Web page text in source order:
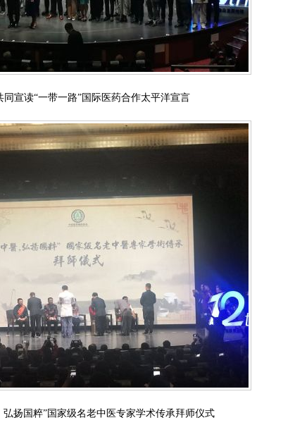
同宣读“一带一路”国际医药合作太平洋宣言
弘扬国粹”国家级名老中医专家学术传承拜师仪式